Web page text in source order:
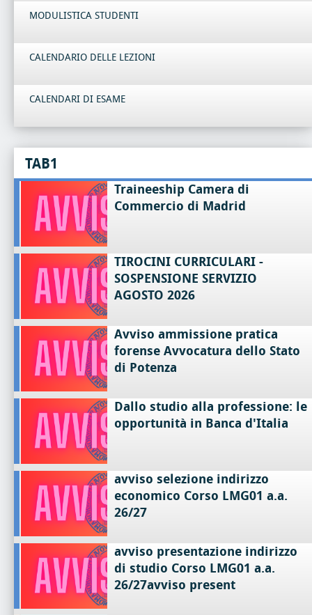
MODULISTICA STUDENTI
CALENDARIO DELLE LEZIONI
CALENDARI DI ESAME
TAB1
Traineeship Camera di
Commercio di Madrid
TIROCINI CURRICULARI -
SOSPENSIONE SERVIZIO
AGOSTO 2026
Avviso ammissione pratica
forense Avvocatura dello Stato
di Potenza
Dallo studio alla professione: le
opportunità in Banca d'Italia
avviso selezione indirizzo
economico Corso LMG01 a.a.
26/27
avviso presentazione indirizzo
di studio Corso LMG01 a.a.
26/27avviso present